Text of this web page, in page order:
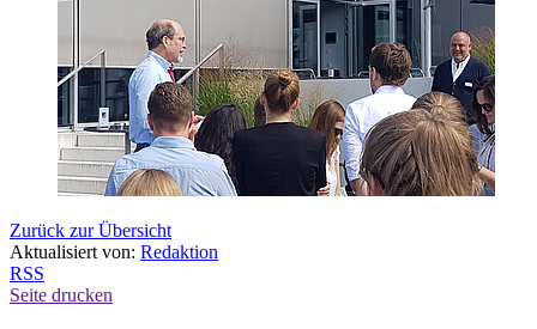
Zurück zur Übersicht
Aktualisiert von: Redaktion
RSS
Seite drucken